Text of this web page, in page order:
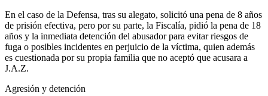
En el caso de la Defensa, tras su alegato, solicitó una pena de 8 años
de prisión efectiva, pero por su parte, la Fiscalía, pidió la pena de 18
años y la inmediata detención del abusador para evitar riesgos de
fuga o posibles incidentes en perjuicio de la víctima, quien además
es cuestionada por su propia familia que no aceptó que acusara a
J.A.Z.
Agresión y detención